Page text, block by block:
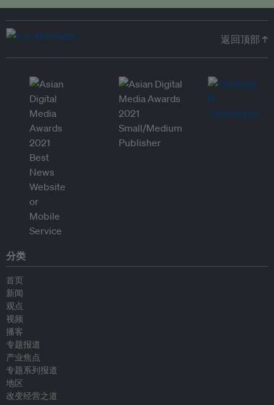
返回顶部 ↑
分类
首页
新闻
观点
视频
播客
专题报道
产业焦点
专题系列报道
地区
改变经营之道